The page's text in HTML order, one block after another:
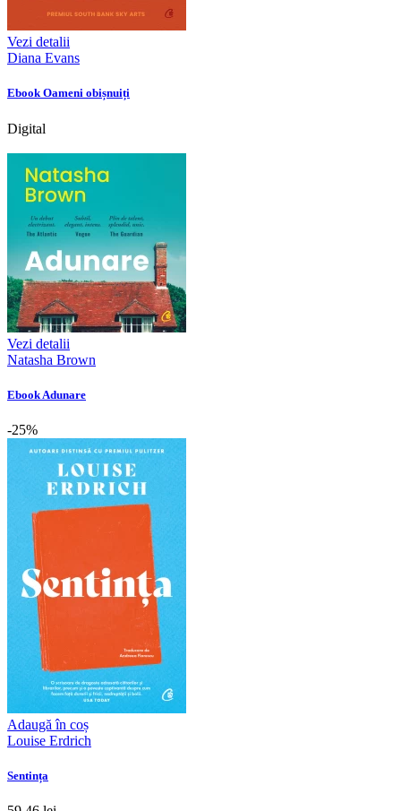
Vezi detalii
Diana Evans
Ebook Oameni obișnuiți
Digital
Vezi detalii
Natasha Brown
Ebook Adunare
-25%
Adaugă în coș
Louise Erdrich
Sentința